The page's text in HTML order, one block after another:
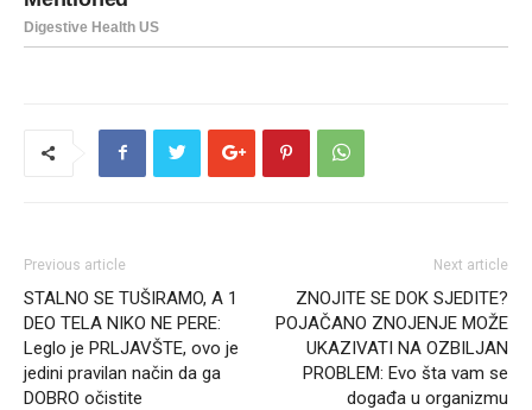
Previous article
STALNO SE TUŠIRAMO, A 1
DEO TELA NIKO NE PERE:
Leglo je PRLJAVŠTE, ovo je
jedini pravilan način da ga
DOBRO očistite
Next article
ZNOJITE SE DOK SJEDITE?
POJAČANO ZNOJENJE MOŽE
UKAZIVATI NA OZBILJAN
PROBLEM: Evo šta vam se
događa u organizmu